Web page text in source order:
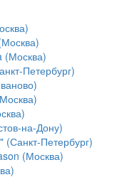
(Москва)
Петербург)
на-Дону)
(Санкт-Петербург)
(Москва)